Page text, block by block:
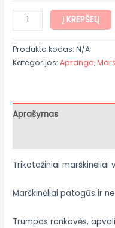
Į KREPŠELĮ
Produkto kodas:N/A
Kategorijos:Apranga,
Aprašymas
Trikotažiniai marškinėliai
Marškinėliai patogūs ir
Trumpos rankovės,